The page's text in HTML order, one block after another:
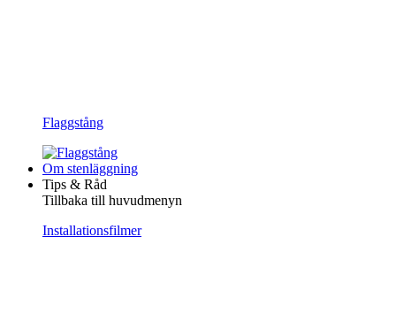
Flaggstång
Om stenläggning
Tips & Råd
Tillbaka till huvudmenyn
Installationsfilmer